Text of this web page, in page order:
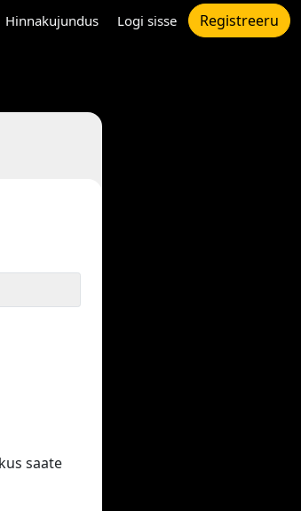
Hinnakujundus Logi sisse Registreeru
saate